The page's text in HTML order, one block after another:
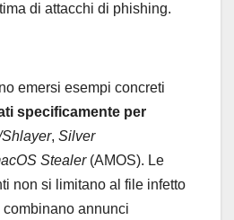
di attacchi di phishing.
emersi esempi concreti
specificamente per
, Silver
Stealer(AMOS). Le
non si limitano al file infetto
annunci